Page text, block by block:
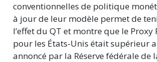
conventionnelles de politique
à jour de leur modèle permet de
l’effet du QT et montre que le Proxy
pour les États-Unis était supérieur
annoncé par la Réserve fédérale de